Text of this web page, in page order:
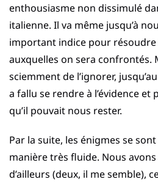
enthousiasme non dissimulé
italienne. Il va même jusqu’à
important indice pour résoudre
auxquelles on sera confrontés.
sciemment de l’ignorer,
a fallu se rendre à l’évidence et
qu’il pouvait nous rester.
Par la suite, les énigmes se
manière très fluide. Nous avons
d’ailleurs (deux, il me semble),